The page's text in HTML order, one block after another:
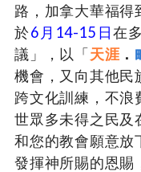
路，加拿大華福得
於6月14-15日在
議」，以「天涯 ．
機會，又向其他民
跨文化訓練，不浪
世眾多未得之民及
和您的教會願意放
發揮神所賜的恩賜